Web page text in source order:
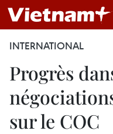
INTERNATIONAL
Progrès
sur le COC